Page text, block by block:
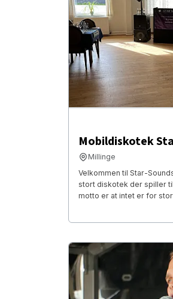
Mobildiskotek
Millinge
Velkommen til Star-
stort diskotek der spiller
motto er at intet er for